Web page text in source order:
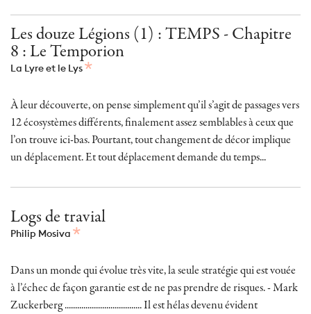
Les douze Légions (1) : TEMPS - Chapitre
8 : Le Temporion
La Lyre et le Lys
À leur découverte, on pense simplement qu’il s’agit de passages vers
12 écosystèmes différents, finalement assez semblables à ceux que
l’on trouve ici-bas. Pourtant, tout changement de décor implique
un déplacement. Et tout déplacement demande du temps...
Logs de travial
Philip Mosiva
Dans un monde qui évolue très vite, la seule stratégie qui est vouée
à l’échec de façon garantie est de ne pas prendre de risques. - Mark
Zuckerberg ..................................... Il est hélas devenu évident